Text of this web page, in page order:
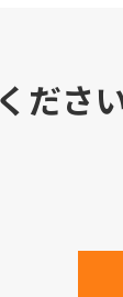
さい